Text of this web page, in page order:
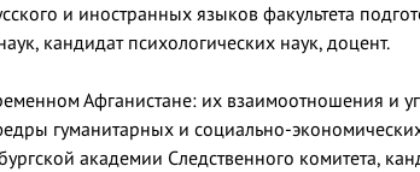
и иностранных языков факультета
кандидат психологических наук, доцент.
Афганистане: их взаимоотношения и
гуманитарных и социально-
академии Следственного комитета,